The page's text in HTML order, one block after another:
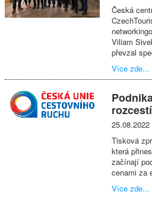
Česká
Viliam
převzal
Více zde...
25.08.2022
Tisková
která
začínají
cenami za
Více zde...